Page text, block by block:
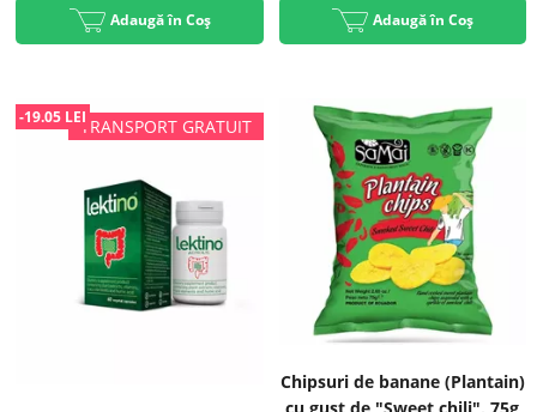
Adaugă în Coș Adaugă în Coș
-19.05 LEI
Chipsuri de banane (Plantain)